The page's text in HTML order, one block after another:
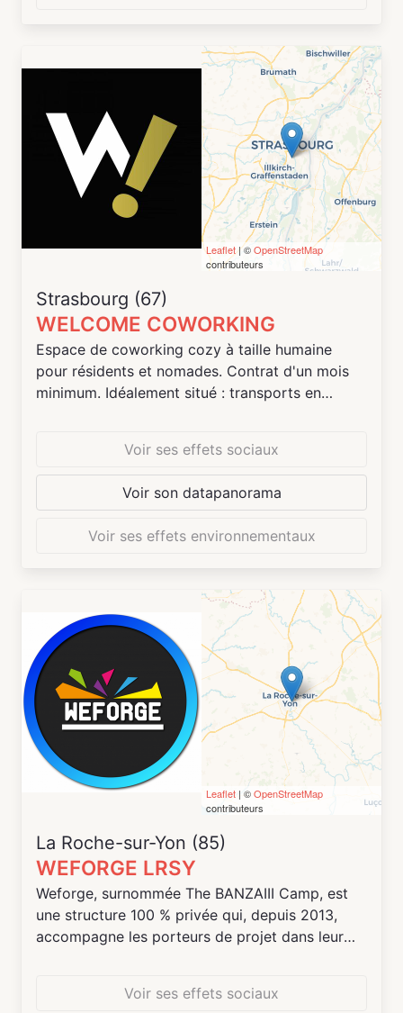
Leaflet| ©OpenStreetMap
contributeurs
Strasbourg (67)
WELCOME COWORKING
Espace de coworking cozy à taille humaine
pour résidents et nomades. Contrat d'un mois
minimum. Idéalement situé : transports en
Voir ses effets sociaux
Voir son datapanorama
Voir ses effets environnementaux
Leaflet | ©OpenStreetMap
contributeurs
La Roche-sur-Yon (85)
WEFORGE LRSY
Weforge, surnommée The BANZAIII Camp, est
une structure 100 % privée qui, depuis 2013,
accompagne les porteurs de projet dans leur
networking et des workshops thématiques, des
Voir ses effets sociaux